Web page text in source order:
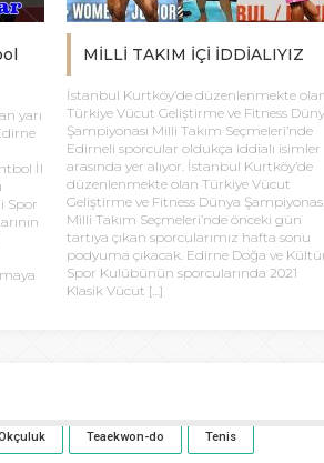
yarı
İl
Spor
MİLLİ TAKIM İÇİ İDDİALIYIZ
İstanbul Kurtköy’de düzenlenmekte
Türkiye Vücut Geliştirme ve Fitness
Şampiyonası Milli Takım Seçmeleri’nde
Edirneli sporcular oldukça iddialı isimler
arasında yer alıyor. İstanbul Kurtköy’de
düzenlenmekte olan Türkiye Vücut
Geliştirme ve Fitness Dünya Şampiyonası
Milli Takım Seçmeleri’nde önceki gün
tartıya çıkan sporcularımız hafta sonu
podyuma çıkacak. Edirne Doğa ve
Spor Kulübünün sporcularında 2021
Klasik Vücut […]
Teaekwon-do Tenis